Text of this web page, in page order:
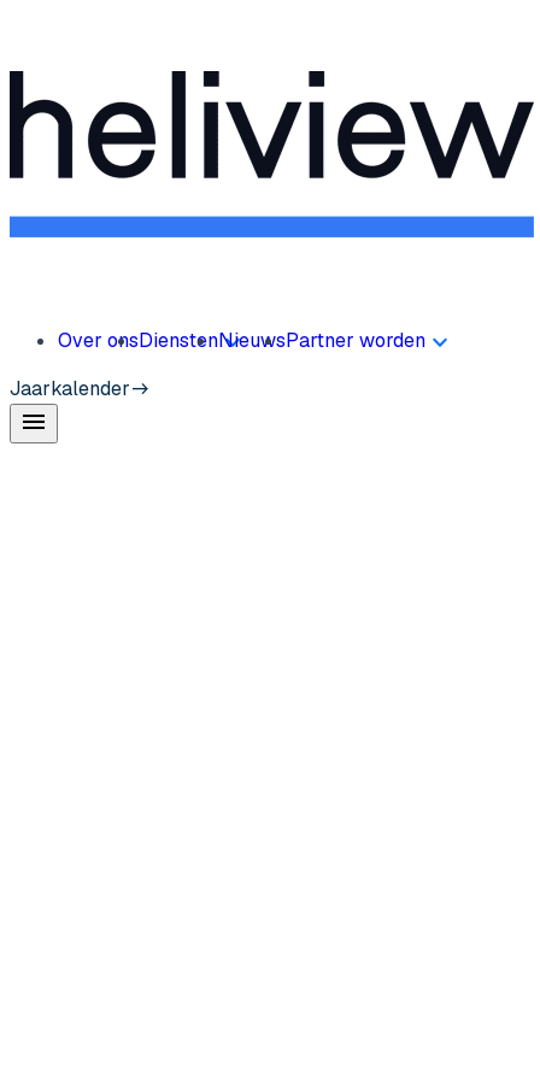
Over onsDienstenNieuwsPartner worden
Jaarkalender
menu